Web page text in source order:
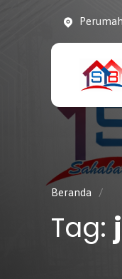
Anda
Beranda /
Tag: